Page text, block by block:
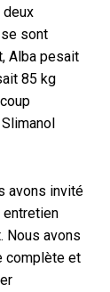
deux
se sont
Alba pesait
85 kg
avons invité
entretien
Nous avons
complète et